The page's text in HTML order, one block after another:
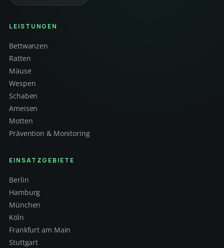
LEISTUNGEN
Bettwanzen
Ratten
Mäuse
Wespen
Schaben
Ameisen
Motten
Prävention & Monitoring
EINSATZGEBIETE
Berlin
Hamburg
München
Köln
Frankfurt am Main
Stuttgart